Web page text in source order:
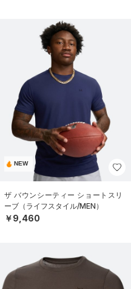
NEW
ザ バウンシーティー ショートスリ
ーブ（ライフスタイル/MEN）
￥9,460